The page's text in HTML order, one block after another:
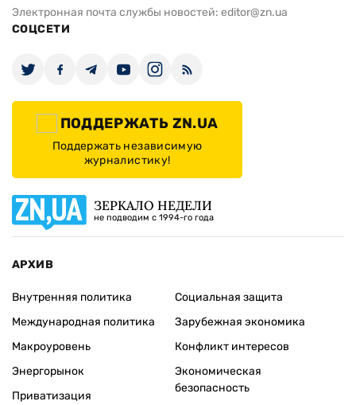
Электронная почта службы новостей: editor@zn.ua
СОЦСЕТИ
ПОДДЕРЖАТЬ ZN.UA
Поддержать независимую
журналистику!
ЗЕРКАЛО НЕДЕЛИ
не подводим с 1994-го года
АРХИВ
Внутренняя политика
Международная политика
Макроуровень
Энергорынок
Приватизация
Социальная защита
Зарубежная экономика
Конфликт интересов
Экономическая
безопасность